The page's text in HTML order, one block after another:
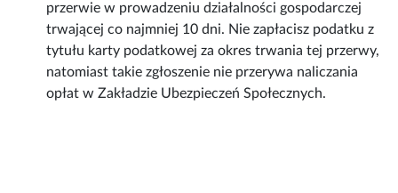
przerwie w prowadzeniu działalności gospodarczej
trwającej co najmniej 10 dni. Nie zapłacisz podatku z
tytułu karty podatkowej za okres trwania tej przerwy,
natomiast takie zgłoszenie nie przerywa naliczania
opłat w Zakładzie Ubezpieczeń Społecznych.